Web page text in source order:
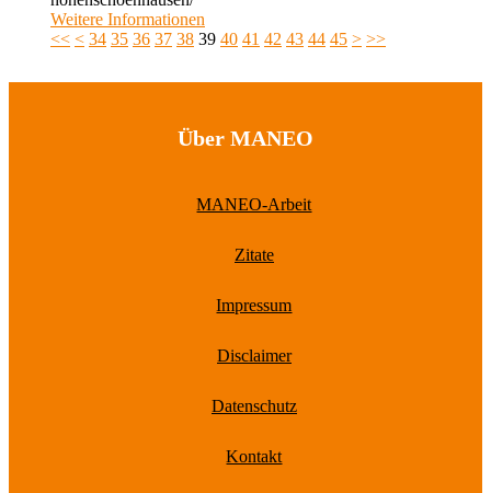
Weitere Informationen
<< < 34 35 36 37 38 39 40 41 42 43 44 45 > >>
Über MANEO
MANEO-Arbeit
Zitate
Impressum
Disclaimer
Datenschutz
Kontakt